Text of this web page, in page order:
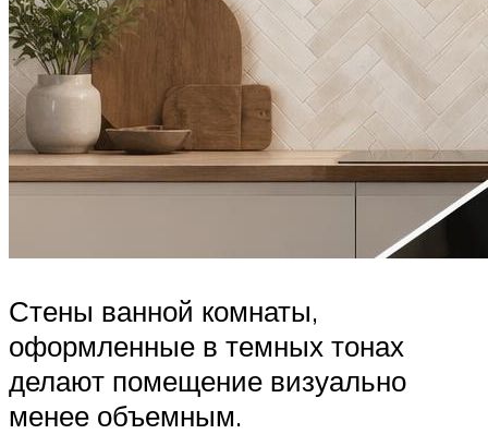
Стены ванной комнаты,
оформленные в темных тонах
делают помещение визуально
менее объемным.